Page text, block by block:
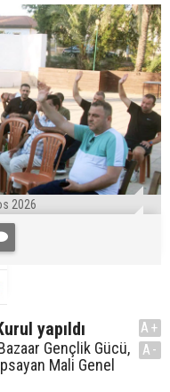
2026
yapıldı
Gençlik Gücü,
Mali Genel
A+
A-